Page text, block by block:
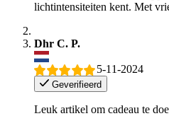
lichtintensiteiten kent. Met
Dhr C. P.
5-11-2024
Geverifieerd
Leuk artikel om cadeau te